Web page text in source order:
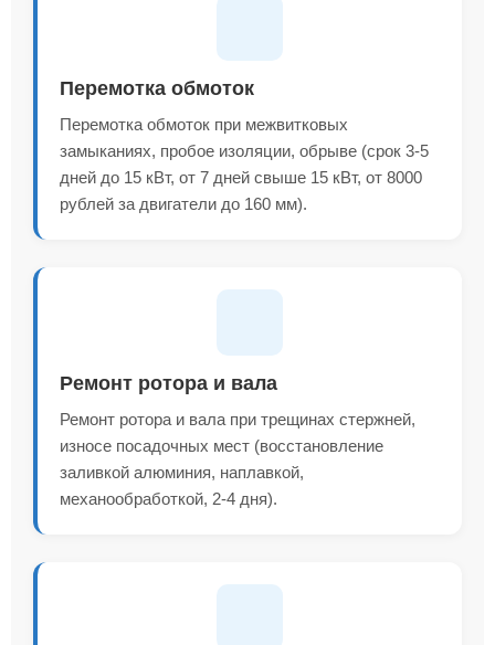
Перемотка обмоток
Перемотка обмоток при межвитковых
замыканиях, пробое изоляции, обрыве (срок 3-5
дней до 15 кВт, от 7 дней свыше 15 кВт, от 8000
рублей за двигатели до 160 мм).
Ремонт ротора и вала
Ремонт ротора и вала при трещинах стержней,
износе посадочных мест (восстановление
заливкой алюминия, наплавкой,
механообработкой, 2-4 дня).